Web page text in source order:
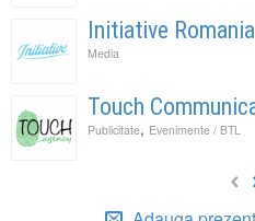
Initiative Romania
Media
Touch
Publicitate, Evenimente / BTL